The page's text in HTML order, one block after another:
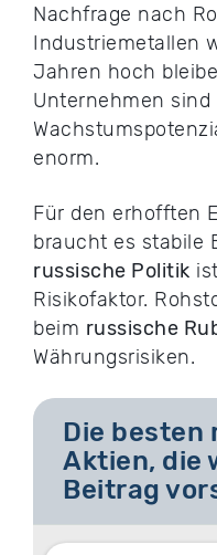
Nachfrage nach
Industriemetallen
Jahren hoch
Unternehmen
enorm.
Für den erhofften
braucht es stabile
russische Politik
Risikofaktor.
beim russische
Währungsrisiken.
Die besten
Aktien, die
Beitrag